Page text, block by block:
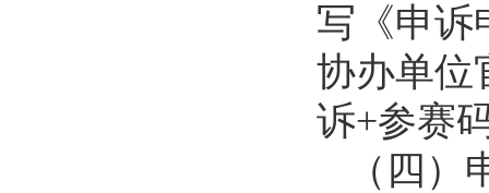
写《申诉
协办单位
诉+参赛
（四